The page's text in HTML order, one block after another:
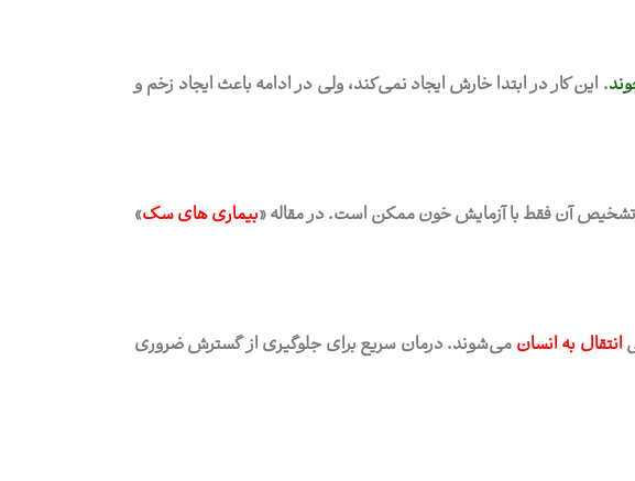
. این کار در ابتدا خارش ایجاد نمی‌کند، ولی در ادامه باعث ایجاد زخم و
آن فقط با آزمایش خون ممکن است. در مقاله «بیماری های سگ»
انتقال به انسانمی‌شوند. درمان سریع برای جلوگیری از گسترش ضروری